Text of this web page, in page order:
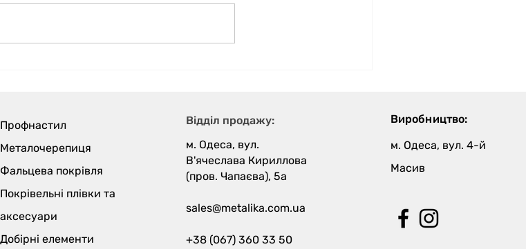
з Великоднем!
Профнастил
Металочерепиця
Фальцева покрівля
Покрівельні плівки та
аксесуари
Добірні елементи
Відділ продажу:
м. Одеса, вул.
В'ячеслава Кириллова
(пров. Чапаєва), 5а
sales@metalika.com.ua
+38 (067) 360 33 50
Виробництво:
м. Одеса, вул. 4-й
Масив